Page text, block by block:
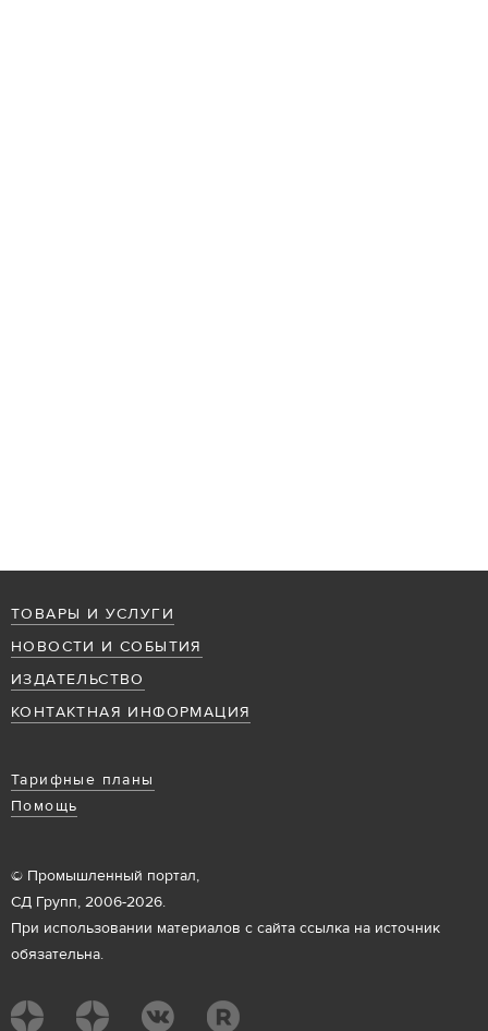
ТОВАРЫ И УСЛУГИ
НОВОСТИ И СОБЫТИЯ
ИЗДАТЕЛЬСТВО
КОНТАКТНАЯ ИНФОРМАЦИЯ
Тарифные планы
Помощь
© Промышленный портал,
СД Групп, 2006-2026.
При использовании материалов с сайта ссылка на источник
обязательна.